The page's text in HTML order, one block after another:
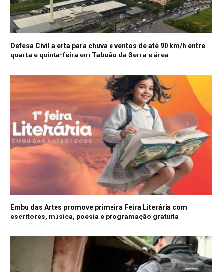
Defesa Civil alerta para chuva e ventos de até 90 km/h entre
quarta e quinta-feira em Taboão da Serra e área
Embu das Artes promove primeira Feira Literária com
escritores, música, poesia e programação gratuita